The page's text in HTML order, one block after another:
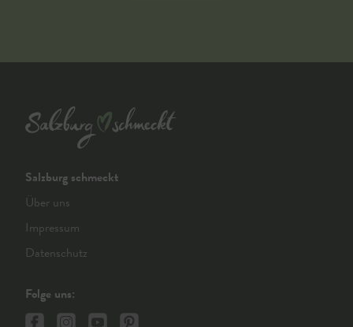
Salzburg schmeckt
Über uns
Impressum
Datenschutz
Folge uns: